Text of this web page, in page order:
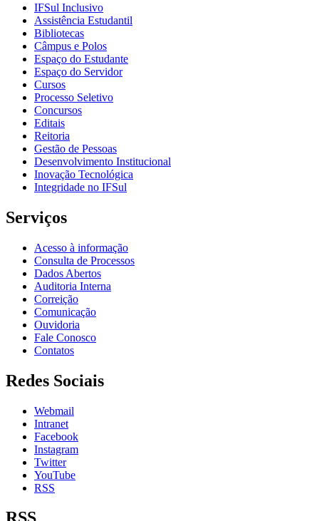
IFSul Inclusivo
Assistência Estudantil
Bibliotecas
Câmpus e Polos
Espaço do Estudante
Espaço do Servidor
Cursos
Processo Seletivo
Concursos
Editais
Reitoria
Gestão de Pessoas
Desenvolvimento Institucional
Inovação Tecnológica
Integridade no IFSul
Serviços
Acesso à informação
Consulta de Processos
Dados Abertos
Auditoria Interna
Correição
Comunicação
Ouvidoria
Fale Conosco
Contatos
Redes Sociais
Webmail
Intranet
Facebook
Instagram
Twitter
YouTube
RSS